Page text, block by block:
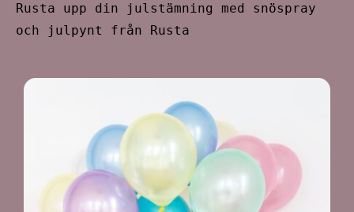
Rusta upp din julstämning med snöspray
och julpynt från Rusta